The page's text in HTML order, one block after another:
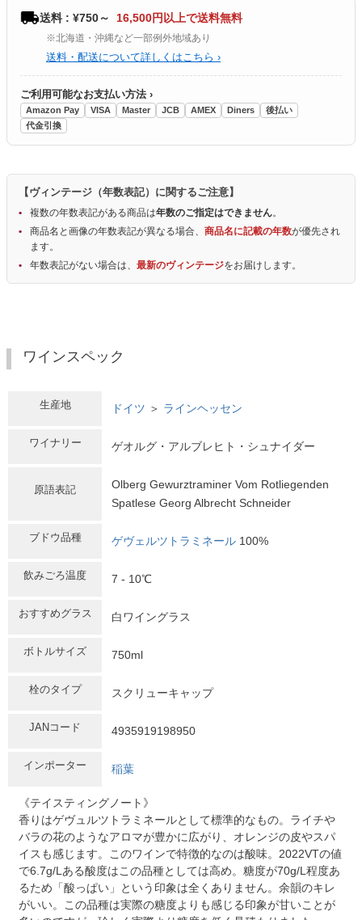
送料 : ¥750～ 16,500円以上で送料無料
※北海道・沖縄など一部例外地域あり
送料・配送について詳しくはこちら ›
ご利用可能なお支払い方法 ›
Amazon Pay VISA Master JCB AMEX Diners
後払い
代金引換
【ヴィンテージ（年数表記）に関するご注意】
複数の年数表記がある商品は年数のご指定はできません。
商品名と画像の年数表記が異なる場合、 商品名に記載の年数が優先され
ます。
年数表記がない場合は、 最新のヴィンテージをお届けします。
ワインスペック
生産地 ドイツ ＞ ラインヘッセン
ワイナリー ゲオルグ・アルブレヒト・シュナイダー
原語表記
Olberg Gewurztraminer Vom Rotliegenden
Spatlese Georg Albrecht Schneider
ブドウ品種 ゲヴェルツトラミネール 100%
飲みごろ温度 7 - 10℃
おすすめグラス 白ワイングラス
ボトルサイズ 750ml
栓のタイプ スクリューキャップ
JANコード 4935919198950
インポーター 稲葉
《テイスティングノート》
香りはゲヴュルツトラミネールとして標準的なもの。ライチや
バラの花のようなアロマが豊かに広がり、オレンジの皮やスパ
イスも感じます。このワインで特徴的なのは酸味。2022VTの値
で6.7g/Lある酸度はこの品種としては高め。糖度が70g/L程度あ
るため「酸っぱい」という印象は全くありません。余韻のキレ
がいい。この品種は実際の糖度よりも感じる印象が甘いことが